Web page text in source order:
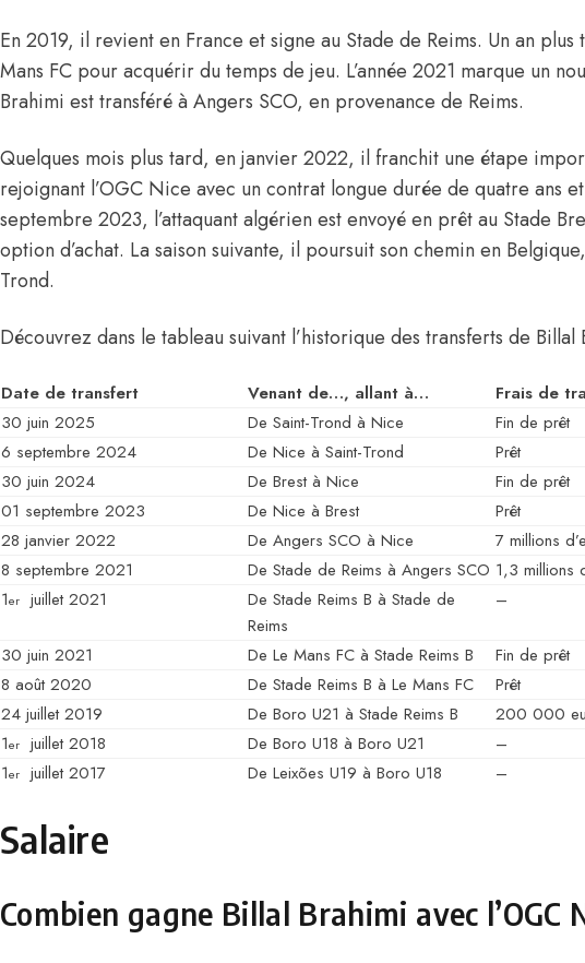
En 2019, il revient en France et signe au Stade de Reims. Un an
Mans FC pour acquérir du temps de jeu. L’année 2021 marque un
Brahimi est transféré à Angers SCO, en provenance de Reims.
Quelques mois plus tard, en janvier 2022, il franchit une étape
rejoignant l’OGC Nice avec un contrat longue durée de quatre ans
septembre 2023, l’attaquant algérien est envoyé en prêt au Stade
option d’achat. La saison suivante, il poursuit son chemin en
Trond.
Découvrez dans le tableau suivant l’historique des transferts de Billal
Date de transfert Venant de…, allant à…
Frais de
30 juin 2025
De Saint-Trond à Nice
Fin de prêt
6 septembre 2024
De Nice à Saint-Trond
Prêt
30 juin 2024
De Brest à Nice
Fin de prêt
01 septembre 2023
De Nice à Brest
Prêt
28 janvier 2022
De Angers SCO à Nice
7 millions
8 septembre 2021
De Stade de Reims à Angers SCO 1,3 millions
1er juillet 2021
De Stade Reims B à Stade de
Reims
–
30 juin 2021 De Le Mans FC à Stade Reims B
Fin de prêt
8 août 2020
De Stade Reims B à Le Mans FC
Prêt
24 juillet 2019
De Boro U21 à Stade Reims B
200 000
1er juillet 2018 De Boro U18 à Boro U21
–
1er juillet 2017 De Leixões U19 à Boro U18 –
Salaire
Combien gagne Billal Brahimi avec l’OGC